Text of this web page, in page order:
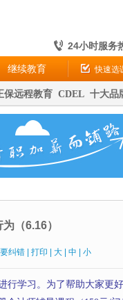
24小时服务
继续教育 快速选
保远程教育 CDEL 十大品
（6.16）
纠错 打印 大 中 小
行学习。为了帮助大家更